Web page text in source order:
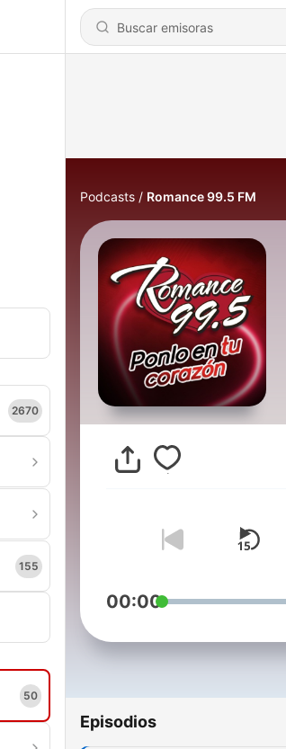
2670
155
50
Podcasts Romance 99.5 FM
00:00
Episodios